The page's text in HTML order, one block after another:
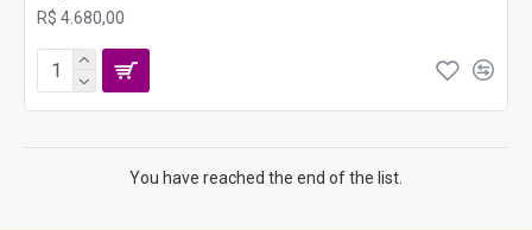
R$ 4.680,00
You have reached the end of the list.